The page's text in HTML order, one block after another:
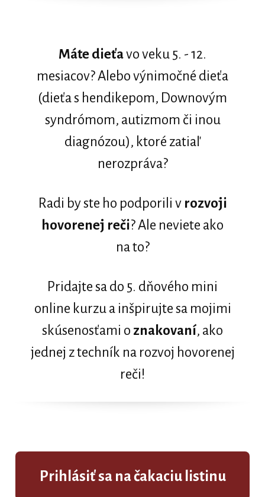
Máte dieťavo veku 5. - 12.
mesiacov? Alebo výnimočné dieťa
(dieťa s hendikepom, Downovým
syndrómom, autizmom či inou
diagnózou), ktoré zatiaľ
nerozpráva?
Radi by ste ho podporili v rozvoji
hovorenej reči? Ale neviete ako
na to?
Pridajte sa do 5. dňového mini
online kurzu a inšpirujte sa mojimi
skúsenosťami o znakovaní, ako
jednej z techník na rozvoj hovorenej
reči!
Prihlásiť sa na čakaciu listinu